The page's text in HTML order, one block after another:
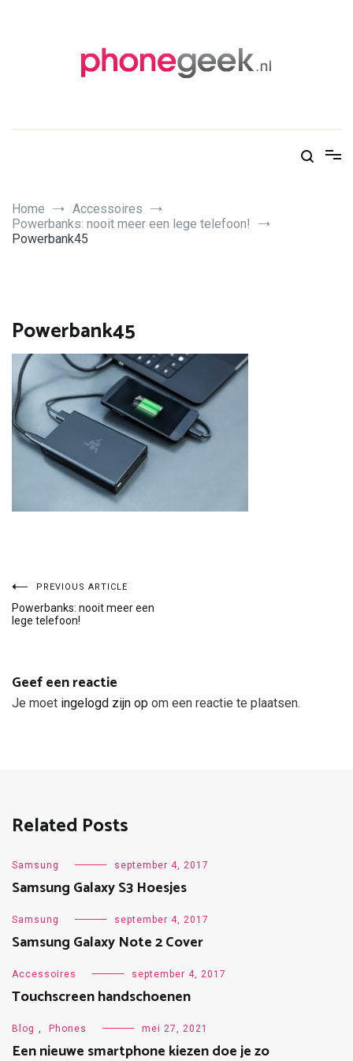
Home
Accessoires
Powerbanks: nooit meer een lege telefoon!
Powerbank45
Powerbank45
Bericht
navigatie
PREVIOUS ARTICLE
Powerbanks: nooit meer een
lege telefoon!
Geef een reactie
Je moet ingelogd zijn op om een reactie te plaatsen.
Related Posts
Samsung september 4, 2017
Samsung Galaxy S3 Hoesjes
Samsung september 4, 2017
Samsung Galaxy Note 2 Cover
Accessoires september 4, 2017
Touchscreen handschoenen
Blog , Phones mei 27, 2021
Een nieuwe smartphone kiezen doe je zo